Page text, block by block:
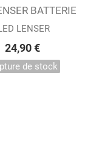
BATTERIE
ION 21700...
LENSER
24,90 €
de stock